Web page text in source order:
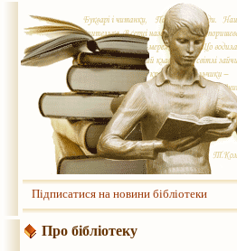
Підписатися на новини бібліотеки
Про бібліотеку